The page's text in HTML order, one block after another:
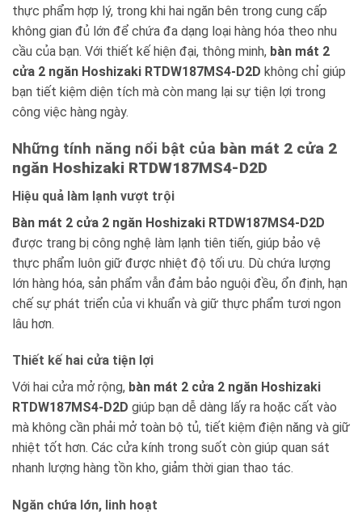
thực phẩm hợp lý, trong khi hai ngăn bên trong cung cấp
không gian đủ lớn để chứa đa dạng loại hàng hóa theo nhu
cầu của bạn. Với thiết kế hiện đại, thông minh, bàn mát 2
cửa 2 ngăn Hoshizaki RTDW187MS4-D2D không chỉ giúp
bạn tiết kiệm diện tích mà còn mang lại sự tiện lợi trong
công việc hàng ngày.
Những tính năng nổi bật của bàn mát 2 cửa 2
ngăn Hoshizaki RTDW187MS4-D2D
Hiệu quả làm lạnh vượt trội
Bàn mát 2 cửa 2 ngăn Hoshizaki RTDW187MS4-D2D
được trang bị công nghệ làm lạnh tiên tiến, giúp bảo vệ
thực phẩm luôn giữ được nhiệt độ tối ưu. Dù chứa lượng
lớn hàng hóa, sản phẩm vẫn đảm bảo nguội đều, ổn định, hạn
chế sự phát triển của vi khuẩn và giữ thực phẩm tươi ngon
lâu hơn.
Thiết kế hai cửa tiện lợi
Với hai cửa mở rộng, bàn mát 2 cửa 2 ngăn Hoshizaki
RTDW187MS4-D2D giúp bạn dễ dàng lấy ra hoặc cất vào
mà không cần phải mở toàn bộ tủ, tiết kiệm điện năng và giữ
nhiệt tốt hơn. Các cửa kính trong suốt còn giúp quan sát
nhanh lượng hàng tồn kho, giảm thời gian thao tác.
Ngăn chứa lớn, linh hoạt